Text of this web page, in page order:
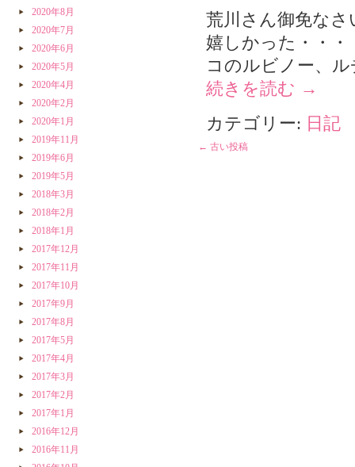
2020年8月
2020年7月
2020年6月
2020年5月
2020年4月
2020年2月
2020年1月
2019年11月
2019年6月
2019年5月
2018年3月
2018年2月
2018年1月
2017年12月
2017年11月
2017年10月
2017年9月
2017年8月
2017年5月
2017年4月
2017年3月
2017年2月
2017年1月
2016年12月
2016年11月
荒川さん御免な
嬉しかった・・
コのルビノー、
続きを読む →
カテゴリー: 日記
← 古い投稿